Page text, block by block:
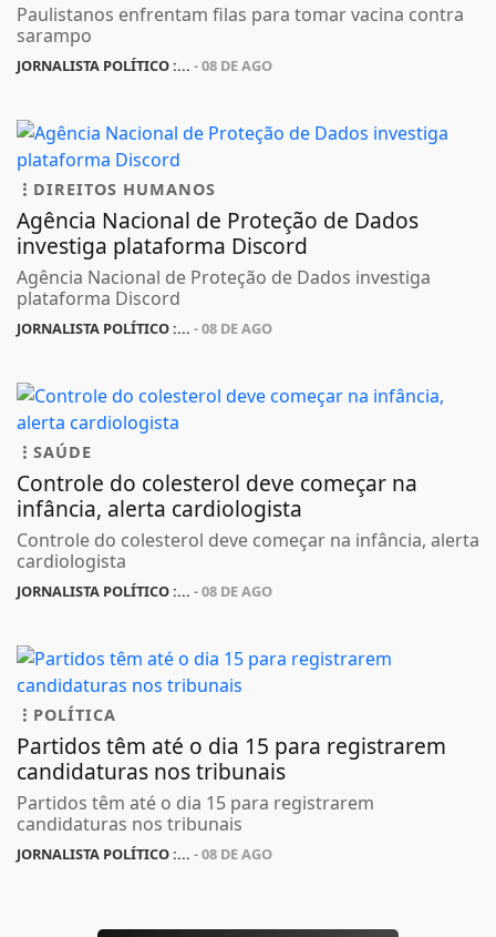
Paulistanos enfrentam filas para tomar vacina contra
sarampo
JORNALISTA POLÍTICO :... - 08 DE AGO
DIREITOS HUMANOS
Agência Nacional de Proteção de Dados
investiga plataforma Discord
Agência Nacional de Proteção de Dados investiga
plataforma Discord
JORNALISTA POLÍTICO :... - 08 DE AGO
SAÚDE
Controle do colesterol deve começar na
infância, alerta cardiologista
Controle do colesterol deve começar na infância, alerta
cardiologista
JORNALISTA POLÍTICO :... - 08 DE AGO
POLÍTICA
Partidos têm até o dia 15 para registrarem
candidaturas nos tribunais
Partidos têm até o dia 15 para registrarem
candidaturas nos tribunais
JORNALISTA POLÍTICO :... - 08 DE AGO